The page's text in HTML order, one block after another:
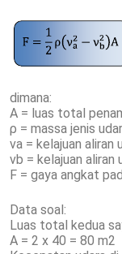
dimana:
A = luas total
ρ = massa jenis
νa = kelajuan aliran
νb = kelajuan aliran
F = gaya angkat
Data soal:
Luas total kedua
A = 2 x 40 = 80 m2